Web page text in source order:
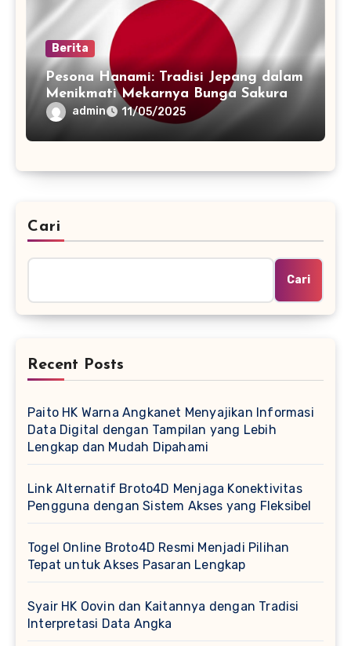
Berita
Pesona Hanami: Tradisi Jepang dalam
Menikmati Mekarnya Bunga Sakura
admin 11/05/2025
Cari
Cari
Recent Posts
Paito HK Warna Angkanet Menyajikan Informasi
Data Digital dengan Tampilan yang Lebih
Lengkap dan Mudah Dipahami
Link Alternatif Broto4D Menjaga Konektivitas
Pengguna dengan Sistem Akses yang Fleksibel
Togel Online Broto4D Resmi Menjadi Pilihan
Tepat untuk Akses Pasaran Lengkap
Syair HK Oovin dan Kaitannya dengan Tradisi
Interpretasi Data Angka